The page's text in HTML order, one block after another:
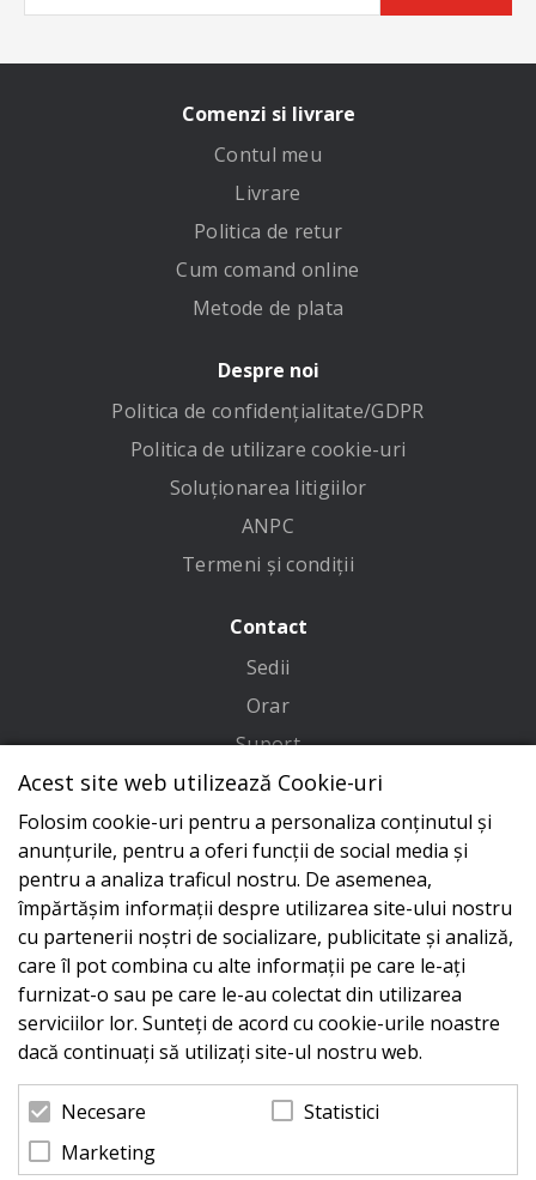
Comenzi si livrare
Contul meu
Livrare
Politica de retur
Cum comand online
Metode de plata
Despre noi
Politica de confidenţialitate/GDPR
Politica de utilizare cookie-uri
Soluționarea litigiilor
ANPC
Termeni și condiții
Contact
Sedii
Orar
Suport
Adresa
Conecteaza-te cu noi
Acest site web utilizează Cookie-uri
Folosim cookie-uri pentru a personaliza conținutul și
anunțurile, pentru a oferi funcții de social media și
pentru a analiza traficul nostru. De asemenea,
împărtășim informații despre utilizarea site-ului nostru
cu partenerii noștri de socializare, publicitate și analiză,
care îl pot combina cu alte informații pe care le-ați
furnizat-o sau pe care le-au colectat din utilizarea
serviciilor lor. Sunteți de acord cu cookie-urile noastre
dacă continuați să utilizați site-ul nostru web.
Necesare
Statistici
Marketing